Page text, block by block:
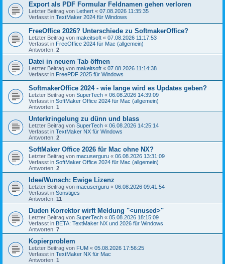
Export als PDF Formular Feldnamen gehen verloren
Letzter Beitrag von Lethert « 07.08.2026 11:35:35
Verfasst in TextMaker 2024 für Windows
FreeOffice 2026? Unterschiede zu SoftmakerOffice?
Letzter Beitrag von makeitsoft « 07.08.2026 11:17:53
Verfasst in FreeOffice 2024 für Mac (allgemein)
Antworten: 2
Datei in neuem Tab öffnen
Letzter Beitrag von makeitsoft « 07.08.2026 11:14:38
Verfasst in FreePDF 2025 für Windows
SoftmakerOffice 2024 - wie lange wird es Updates geben?
Letzter Beitrag von SuperTech « 06.08.2026 14:39:09
Verfasst in SoftMaker Office 2024 für Mac (allgemein)
Antworten: 1
Unterkringelung zu dünn und blass
Letzter Beitrag von SuperTech « 06.08.2026 14:25:14
Verfasst in TextMaker NX für Windows
Antworten: 2
SoftMaker Office 2026 für Mac ohne NX?
Letzter Beitrag von macuserguru « 06.08.2026 13:31:09
Verfasst in SoftMaker Office 2024 für Mac (allgemein)
Antworten: 2
Idee/Wunsch: Ewige Lizenz
Letzter Beitrag von macuserguru « 06.08.2026 09:41:54
Verfasst in Sonstiges
Antworten: 11
Duden Korrektor wirft Meldung "<unused>"
Letzter Beitrag von SuperTech « 05.08.2026 18:15:09
Verfasst in BETA: TextMaker NX und 2026 für Windows
Antworten: 7
Kopierproblem
Letzter Beitrag von FUM « 05.08.2026 17:56:25
Verfasst in TextMaker NX für Mac
Antworten: 1